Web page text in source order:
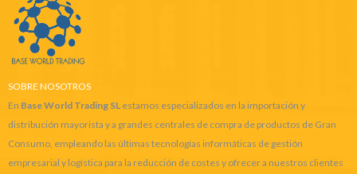
SOBRE NOSOTROS
En Base World Trading SL estamos especializados en la importación y
distribución mayorista y a grandes centrales de compra de productos de Gran
Consumo, empleando las últimas tecnologías informáticas de gestión
empresarial y logística para la reducción de costes y ofrecer a nuestros clientes